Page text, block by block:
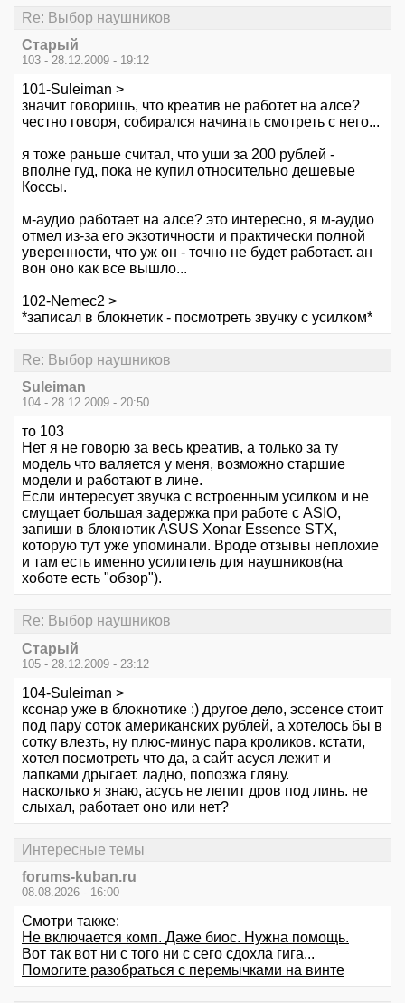
Re: Выбор наушников
Старый
103 - 28.12.2009 - 19:12
101-Suleiman >
значит говоришь, что креатив не работет на алсе?
честно говоря, собирался начинать смотреть с него...
я тоже раньше считал, что уши за 200 рублей -
вполне гуд, пока не купил относительно дешевые
Коссы.
м-аудио работает на алсе? это интересно, я м-аудио
отмел из-за его экзотичности и практически полной
уверенности, что уж он - точно не будет работает. ан
вон оно как все вышло...
102-Nemec2 >
*записал в блокнетик - посмотреть звучку с усилком*
Re: Выбор наушников
Suleiman
104 - 28.12.2009 - 20:50
то 103
Нет я не говорю за весь креатив, а только за ту
модель что валяется у меня, возможно старшие
модели и работают в лине.
Если интересует звучка с встроенным усилком и не
смущает большая задержка при работе с ASIO,
запиши в блокнотик ASUS Xonar Essence STX,
которую тут уже упоминали. Вроде отзывы неплохие
и там есть именно усилитель для наушников(на
хоботе есть "обзор").
Re: Выбор наушников
Старый
105 - 28.12.2009 - 23:12
104-Suleiman >
ксонар уже в блокнотике :) другое дело, эссенсе стоит
под пару соток американских рублей, а хотелось бы в
сотку влезть, ну плюс-минус пара кроликов. кстати,
хотел посмотреть что да, а сайт асуся лежит и
лапками дрыгает. ладно, попозжа гляну.
насколько я знаю, асусь не лепит дров под линь. не
слыхал, работает оно или нет?
Интересные темы
forums-kuban.ru
08.08.2026 - 16:00
Смотри также:
Не включается комп. Даже биос. Нужна помощь.
Вот так вот ни с того ни с сего сдохла гига...
Помогите разобраться с перемычками на винте